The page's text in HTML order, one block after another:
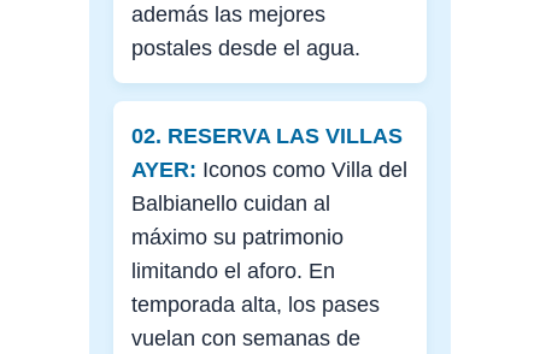
además las mejores
postales desde el agua.
02. RESERVA LAS VILLAS
AYER: Iconos como Villa del
Balbianello cuidan al
máximo su patrimonio
limitando el aforo. En
temporada alta, los pases
vuelan con semanas de